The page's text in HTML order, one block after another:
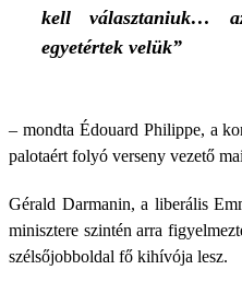
kell választaniuk…
egyetértek velük”
– mondta Édouard Philippe, a
palotaért folyó verseny vezető
Gérald Darmanin, a liberális
minisztere szintén arra
szélsőjobboldal fő kihívója lesz.